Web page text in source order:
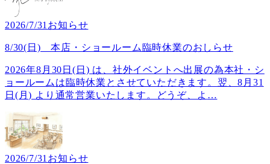
2026/7/31 お知らせ
8/30(日) 本店・ショールーム臨時休業のおしらせ
2026年8月30日(日) は、社外イベントへ出展の為本社・シ
ョールームは臨時休業とさせていただきます。翌、8月31
日(月) より通常営業いたします。どうぞ、よ …
2026/7/31 お知らせ